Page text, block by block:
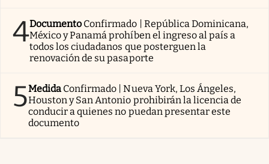
4Documento Confirmado | República Dominicana,
México y Panamá prohíben el ingreso al país a
todos los ciudadanos que posterguen la
renovación de su pasaporte
5Medida Confirmado | Nueva York, Los Ángeles,
Houston y San Antonio prohibirán la licencia de
conducir a quienes no puedan presentar este
documento